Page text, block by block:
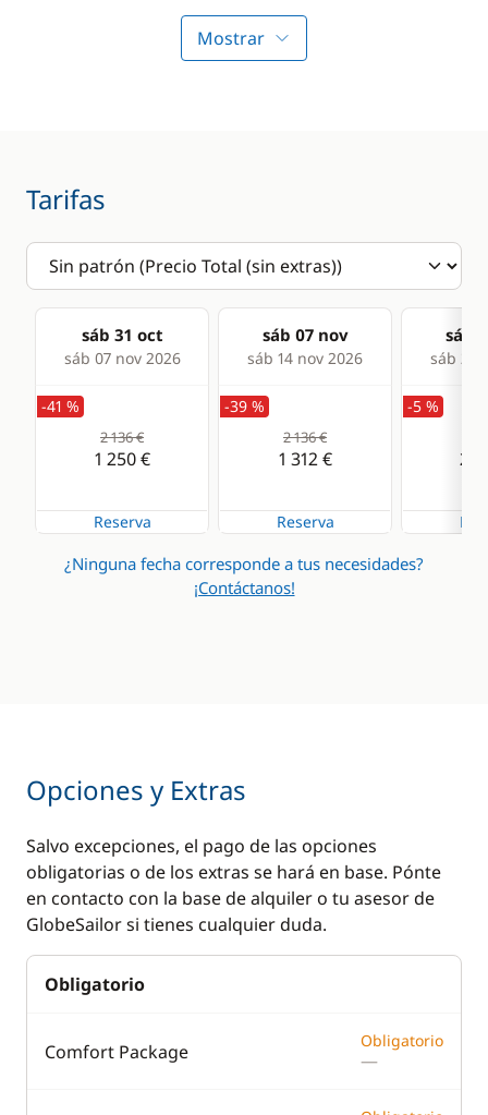
Sprayhood
Panel Solar
Mostrar
Tarifas
sáb 31 oct
sáb 07 nov 2026
sáb 07 nov
sáb 14 nov 2026
sáb
sáb 21
-41 %
2 136 €
1 250 €
Reserva
-39 %
2 136 €
1 312 €
Reserva
-5 %
2
¿Ninguna fecha corresponde a tus necesidades?
¡Contáctanos!
Opciones y Extras
Salvo excepciones, el pago de las opciones
obligatorias o de los extras se hará en base. Pónte
en contacto con la base de alquiler o tu asesor de
GlobeSailor si tienes cualquier duda.
Obligatorio
Comfort Package Obligatorio
—